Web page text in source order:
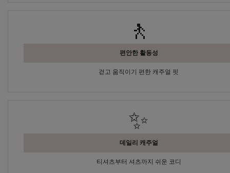
🚶
편안한 활동성
걷고 움직이기 편한 캐주얼 핏
✨
데일리 캐주얼
티셔츠부터 셔츠까지 쉬운 코디